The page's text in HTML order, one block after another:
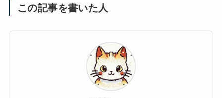
この記事を書いた人